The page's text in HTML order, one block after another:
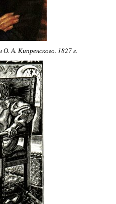
А. Кипренского. 1827 г.